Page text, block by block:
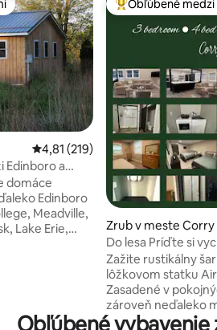
Priemerné ohodnotenie 4,81 z 5,
4,81 (219)
Edinboro a
domáce
Edinboro
Meadville,
Lake Erie,
v
Najobľúbenejšie
Obľúbené
Zrub v meste Corry
Do lesa Príďte si
scenériu
Zažite rustikálny
lôžkovom statku
Zasadené v
zároveň neďaleko
rodiny alebo malé
Obľúbené